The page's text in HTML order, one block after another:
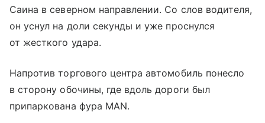
Саина в северном направлении. Со слов водителя,
он уснул на доли секунды и уже проснулся
от жесткого удара.
Напротив торгового центра автомобиль понесло
в сторону обочины, где вдоль дороги был
припаркована фура MAN.